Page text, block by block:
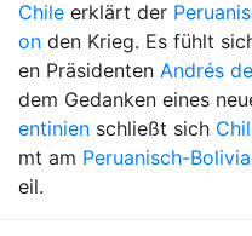
Chile erklärt der
on den Krieg. Es fühlt
en Präsidenten Andrés
dem Gedanken eines
entinien schließt sich
mt am Peruanisch-
eil.